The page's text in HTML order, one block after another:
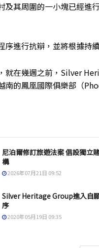
及其周圍的一小塊已經進
序進行抗辯，並將根據持
就在幾週之前，Silver
南的鳳凰國際俱樂部（
尼泊爾修訂旅遊法案 倡設獨立
構
2026年07月21日 09:52
Silver Heritage Group進入自
序
2020年05月19日 09:35